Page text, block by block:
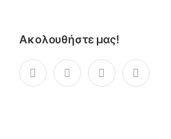
Ακολουθήστε μας!